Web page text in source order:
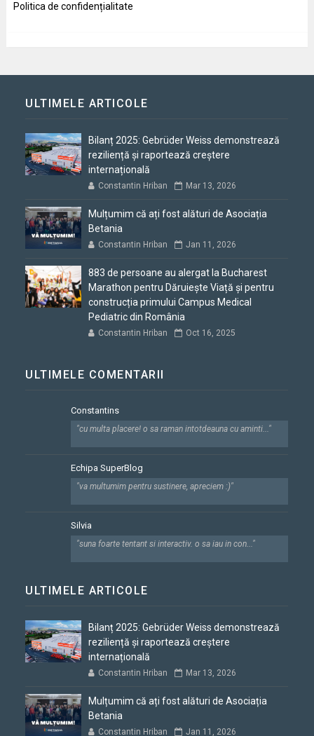
Politica de confidențialitate
ULTIMELE ARTICOLE
Bilanț 2025: Gebrüder Weiss demonstrează
reziliență și raportează creștere
internațională
Constantin Hriban Mar 13, 2026
Mulțumim că ați fost alături de Asociația
Betania
Constantin Hriban Jan 11, 2026
883 de persoane au alergat la Bucharest
Marathon pentru Dăruiește Viață și pentru
construcția primului Campus Medical
Pediatric din România
Constantin Hriban Oct 16, 2025
ULTIMELE COMENTARII
Constantins
"cu multa placere! o sa raman intotdeauna cu aminti..."
Echipa SuperBlog
"va multumim pentru sustinere, apreciem :)"
Silvia
"suna foarte tentant si interactiv. o sa iau in con..."
ULTIMELE ARTICOLE
Bilanț 2025: Gebrüder Weiss demonstrează
reziliență și raportează creștere
internațională
Constantin Hriban Mar 13, 2026
Mulțumim că ați fost alături de Asociația
Betania
Constantin Hriban Jan 11, 2026